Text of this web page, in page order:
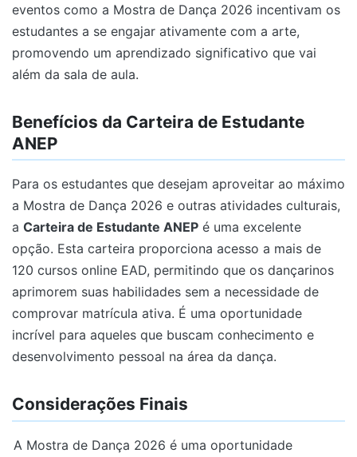
eventos como a Mostra de Dança 2026 incentivam os
estudantes a se engajar ativamente com a arte,
promovendo um aprendizado significativo que vai
além da sala de aula.
Benefícios da Carteira de Estudante
ANEP
Para os estudantes que desejam aproveitar ao máximo
a Mostra de Dança 2026 e outras atividades culturais,
a Carteira de Estudante ANEP é uma excelente
opção. Esta carteira proporciona acesso a mais de
120 cursos online EAD, permitindo que os dançarinos
aprimorem suas habilidades sem a necessidade de
comprovar matrícula ativa. É uma oportunidade
incrível para aqueles que buscam conhecimento e
desenvolvimento pessoal na área da dança.
Considerações Finais
A Mostra de Dança 2026 é uma oportunidade